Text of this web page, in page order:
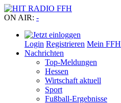
ON AIR: -
Login Registrieren Mein FFH
Nachrichten
Top-Meldungen
Hessen
Wirtschaft aktuell
Sport
Fußball-Ergebnisse